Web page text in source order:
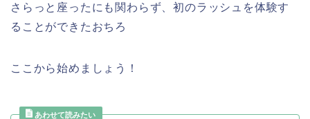
さらっと座ったにも関わらず、初のラッシュを体験す
ることができたおちろ
ここから始めましょう！